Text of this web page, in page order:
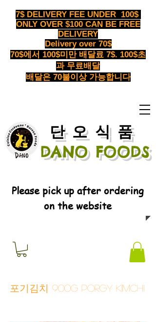
7$ DELIVERY FEE UNDER 100$
ONLY OVER $100 CAN BE FREE
DELIVERY
Delivery over 70$
70$에서 100$미만 배달료 7$. 100$초
과 무료배달
배달은 70불이상 가능합니다
​단오식품
DANO FOODS
Please pick up after ordering
on the website
포기김치 900G Porgy Kimchi